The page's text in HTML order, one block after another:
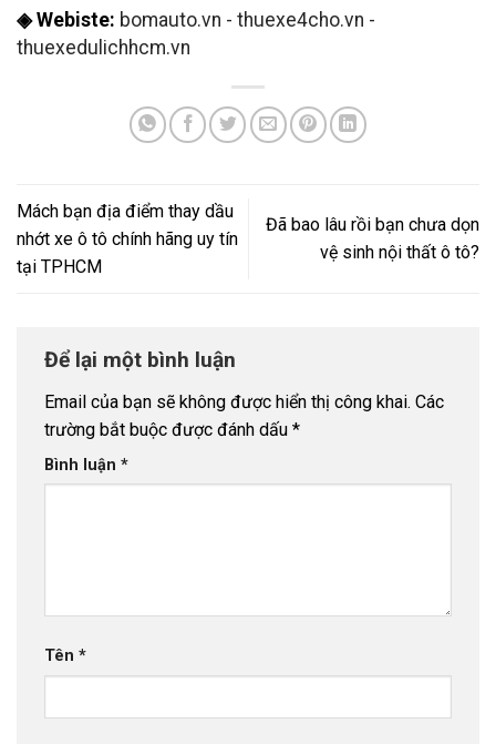
◈ Webiste: bomauto.vn - thuexe4cho.vn -
thuexedulichhcm.vn
Mách bạn địa điểm thay dầu
nhớt xe ô tô chính hãng uy tín
tại TPHCM
Đã bao lâu rồi bạn chưa dọn
vệ sinh nội thất ô tô?
Để lại một bình luận
Email của bạn sẽ không được hiển thị công khai. Các
trường bắt buộc được đánh dấu *
Bình luận *
Tên *